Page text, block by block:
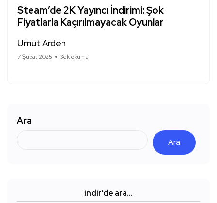
Steam’de 2K Yayıncı İndirimi: Şok
Fiyatlarla Kaçırılmayacak Oyunlar
Umut Arden
7 Şubat 2025 3dk okuma
Ara
Ara
indir’de ara…